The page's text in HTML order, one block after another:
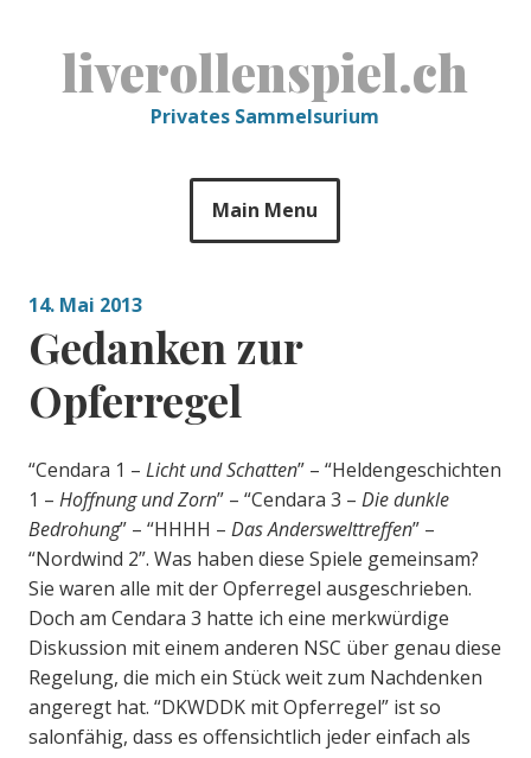
liverollenspiel.ch
Privates Sammelsurium
Main Menu
14. Mai 2013
Gedanken zur
Opferregel
“Cendara 1 – Licht und Schatten” – “Heldengeschichten
1 – Hoffnung und Zorn” – “Cendara 3 – Die dunkle
Bedrohung” – “HHHH – Das Anderswelttreffen” –
“Nordwind 2”. Was haben diese Spiele gemeinsam?
Sie waren alle mit der Opferregel ausgeschrieben.
Doch am Cendara 3 hatte ich eine merkwürdige
Diskussion mit einem anderen NSC über genau diese
Regelung, die mich ein Stück weit zum Nachdenken
angeregt hat. “DKWDDK mit Opferregel” ist so
salonfähig, dass es offensichtlich jeder einfach als